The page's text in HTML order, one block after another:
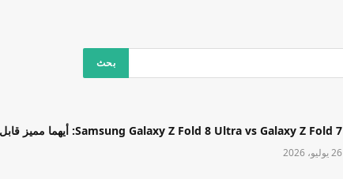
Samsung Galaxy Z Fold 8 Ultra vs Galaxy Z Fold 7: أيهما مميز قابل للطي يوفر قيمة أفضل
26 يوليو، 2026